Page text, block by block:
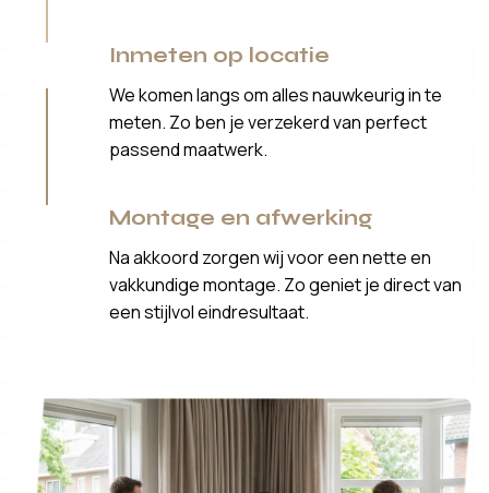
Inmeten op locatie
We komen langs om alles nauwkeurig in te
meten. Zo ben je verzekerd van perfect
passend maatwerk.
Montage en afwerking
Na akkoord zorgen wij voor een nette en
vakkundige montage. Zo geniet je direct van
een stijlvol eindresultaat.